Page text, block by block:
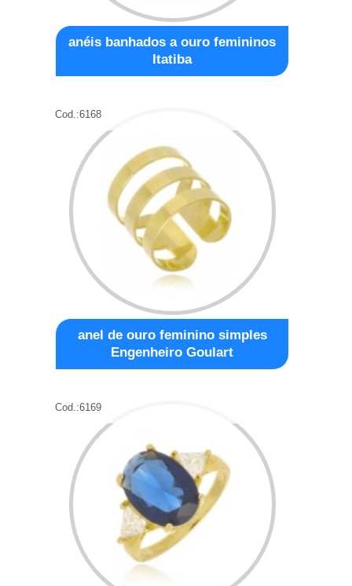
anéis banhados a ouro femininos
Itatiba
Cod.:6168
anel de ouro feminino simples
Engenheiro Goulart
Cod.:6169